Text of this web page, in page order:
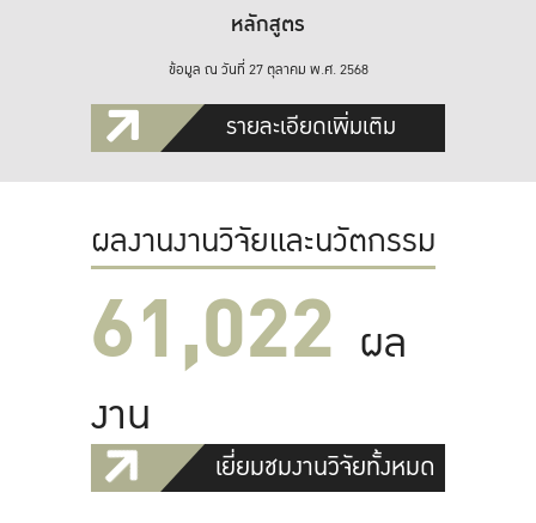
หลักสูตร
ข้อมูล ณ วันที่ 27 ตุลาคม พ.ศ. 2568
รายละเอียดเพิ่มเติม
ผลงานงานวิจัยและนวัตกรรม
61,022 ผล
งาน
เยี่ยมชมงานวิจัยทั้งหมด